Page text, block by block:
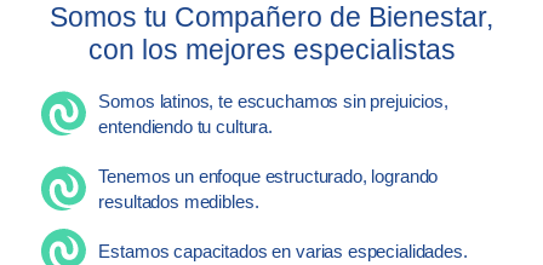
Somos tu Compañero de Bienestar,
con los mejores especialistas
Somos latinos, te escuchamos sin prejuicios,
entendiendo tu cultura.
Tenemos un enfoque estructurado, logrando
resultados medibles.
Estamos capacitados en varias especialidades.